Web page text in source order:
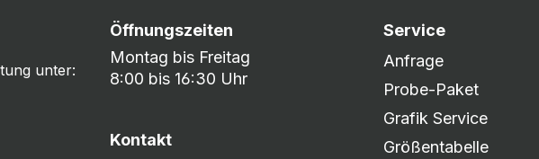
unter:
Öffnungszeiten
Montag bis Freitag
8:00 bis 16:30 Uhr
Kontakt
Service
Anfrage
Probe-Paket
Grafik Service
Größentabelle